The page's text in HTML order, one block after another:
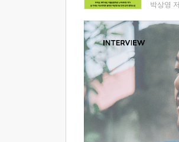
박상영 저